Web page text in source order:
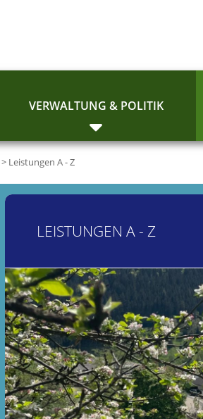
VERWALTUNG & POLITIK
> Leistungen A - Z
LEISTUNGEN A - Z